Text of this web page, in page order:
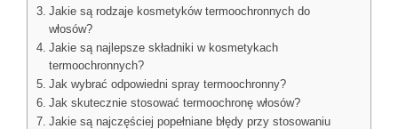
Jakie są rodzaje kosmetyków termoochronnych do
włosów?
Jakie są najlepsze składniki w kosmetykach
termoochronnych?
Jak wybrać odpowiedni spray termoochronny?
Jak skutecznie stosować termoochronę włosów?
Jakie są najczęściej popełniane błędy przy stosowaniu